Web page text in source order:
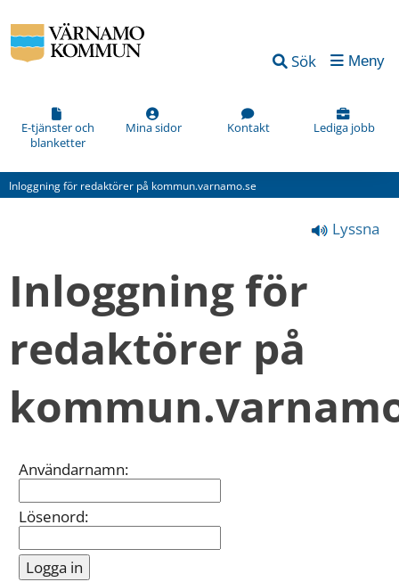
Sök Meny
E-tjänster och
blanketter
Mina sidor Kontakt Lediga jobb
Inloggning för redaktörer på kommun.varnamo.se
Lyssna
Inloggning för
redaktörer på
Inloggning
Användarnamn:
Lösenord:
Vad
kan
förbättra
den
här
(obligatorisk)
kan
informationen
bättre
dig?
Webbadress
sidan